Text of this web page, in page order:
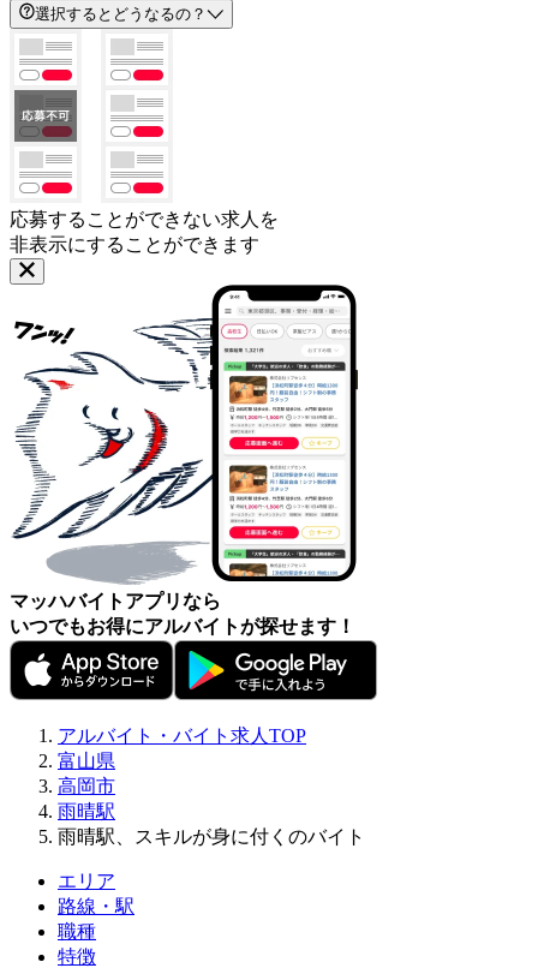
選択するとどうなるの？
応募することができない求人を
非表示にすることができます
マッハバイトアプリなら
いつでもお得にアルバイトが探せます！
アルバイト・バイト求人TOP
富山県
高岡市
雨晴駅
雨晴駅、スキルが身に付くのバイト
エリア
路線・駅
職種
特徴